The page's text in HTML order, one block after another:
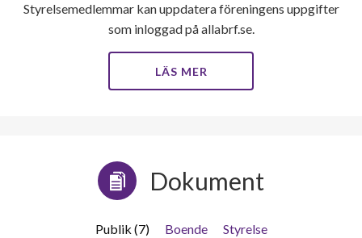
Styrelsemedlemmar kan uppdatera föreningens uppgifter
som inloggad på allabrf.se.
LÄS MER
Dokument
Publik (7) Boende
Styrelse